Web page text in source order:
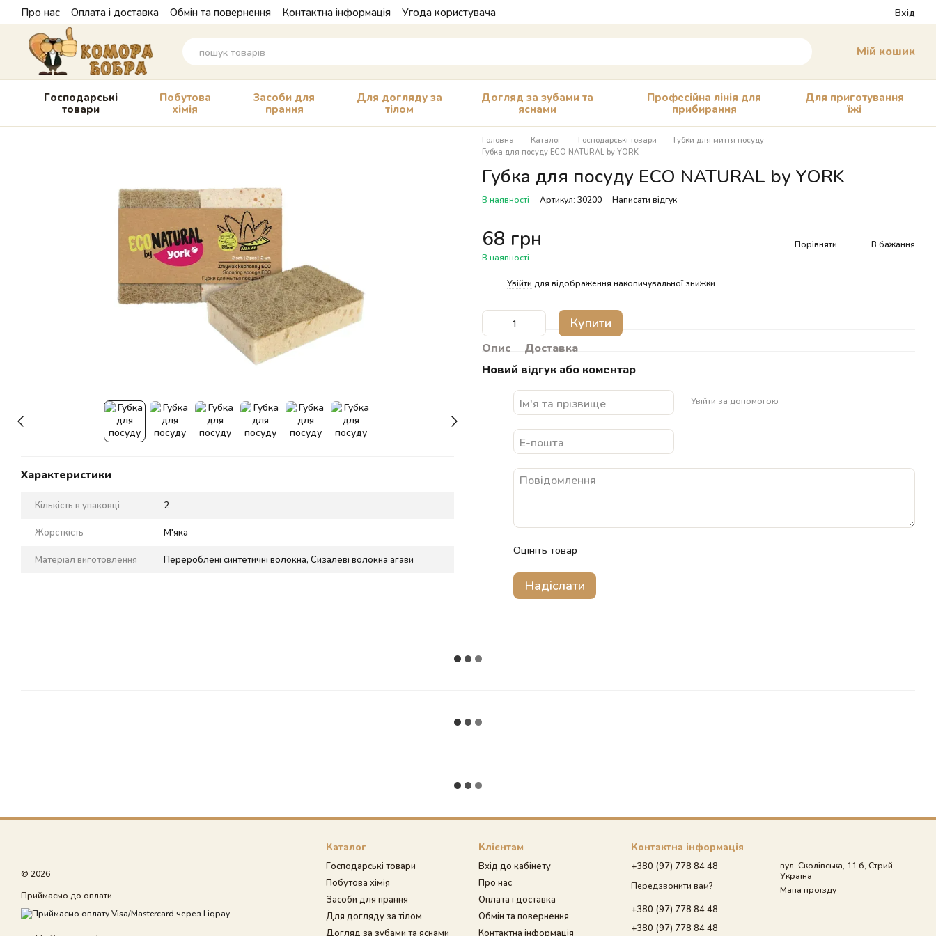
Перейти до основного контенту
Про нас Оплата і доставка Обмін та повернення Контактна інформація Угода користувача Вхід
Мій кошик
Господарські
товари
Побутова
хімія
Засоби для
прання
Для догляду за
тілом
Догляд за зубами та
яснами
Професійна лінія для
прибирання
Для приготування
їжі
Характеристики
Кількість в упаковці 2
Жорсткість М'яка
Матеріал виготовлення Перероблені синтетичні волокна, Сизалеві волокна агави
Головна Каталог Господарські товари
Губки для миття посуду
Губка для посуду ECO NATURAL by YORK
Губка для посуду ECO NATURAL by YORK
В наявності Артикул: 30200 Написати відгук
68 грн
В наявності
Порівняти В бажання
Увійти для відображення накопичувальної знижки
Купити
Опис
Доставка
Новий відгук або коментар
Увійти за допомогою
Оцініть товар
Надіслати
© 2026
Приймаємо до оплати
Каталог
Господарські товари
Побутова хімія
Засоби для прання
Для догляду за тілом
Догляд за зубами та яснами
Клієнтам
Вхід до кабінету
Про нас
Оплата і доставка
Обмін та повернення
Контактна інформація
Контактна інформація
+380 (97) 778 84 48
Передзвонити вам?
+380 (97) 778 84 48
+380 (97) 778 84 48
вул. Сколівська, 11 б, Стрий,
Україна
Мапа проїзду